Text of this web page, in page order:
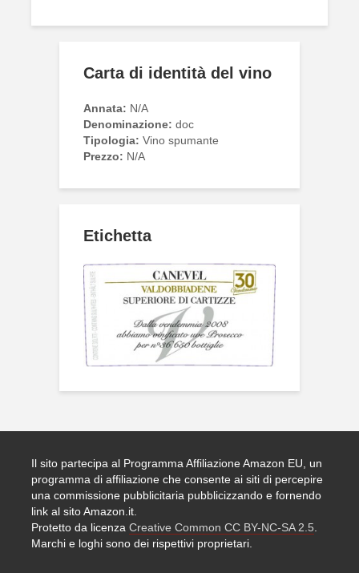
Carta di identità del vino
Annata: N/A
Denominazione: doc
Tipologia: Vino spumante
Prezzo: N/A
Etichetta
Il sito partecipa al Programma Affiliazione Amazon EU, un
programma di affiliazione che consente ai siti di percepire
una commissione pubblicitaria pubblicizzando e fornendo
link al sito Amazon.it.
Protetto da licenza Creative Common CC BY-NC-SA 2.5.
Marchi e loghi sono dei rispettivi proprietari.